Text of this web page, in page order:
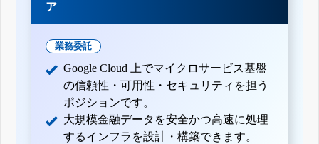
ア
業務委託
Google Cloud 上でマイクロサービス基盤
の信頼性・可用性・セキュリティを担う
ポジションです。
大規模金融データを安全かつ高速に処理
するインフラを設計・構築できます。